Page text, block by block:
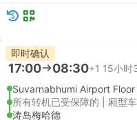
即时确认
17:00 08:30+1 15小时
Suvarnabhumi Airport
所有转机已受保障的 | 厢型
涛岛梅哈德